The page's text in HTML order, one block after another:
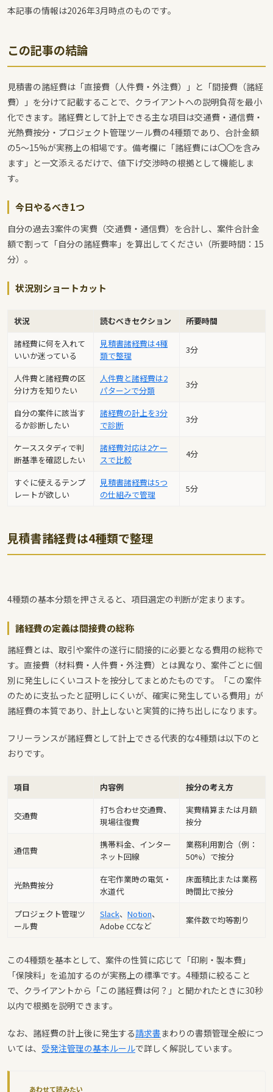
本記事の情報は2026年3月時点のものです。
この記事の結論
見積書の諸経費は「直接費（人件費・外注費）」と「間接費（諸経
費）」を分けて記載することで、クライアントへの説明負荷を最小
化できます。諸経費として計上できる主な項目は交通費・通信費・
光熱費按分・プロジェクト管理ツール費の4種類であり、合計金額
の5〜15%が実務上の相場です。備考欄に「諸経費には〇〇を含み
ます」と一文添えるだけで、値下げ交渉時の根拠として機能しま
す。
今日やるべき1つ
自分の過去3案件の実費（交通費・通信費）を合計し、案件合計金
額で割って「自分の諸経費率」を算出してください（所要時間：15
分）。
状況別ショートカット
状況 読むべきセクション
所要時間
諸経費に何を入れて
いいか迷っている
見積書諸経費は4種
類で整理
3分
人件費と諸経費の区
分け方を知りたい
人件費と諸経費は2
パターンで分類
3分
自分の案件に該当す
るか診断したい
諸経費の計上を3分
で診断
3分
ケーススタディで判
断基準を確認したい
諸経費対応は2ケー
スで比較
4分
すぐに使えるテンプ
レートが欲しい
見積書諸経費は5つ
の仕組みで管理
5分
見積書諸経費は4種類で整理
4種類の基本分類を押さえると、項目選定の判断が定まります。
諸経費の定義は間接費の総称
諸経費とは、取引や案件の遂行に間接的に必要となる費用の総称で
す。直接費（材料費・人件費・外注費）とは異なり、案件ごとに個
別に発生しにくいコストを按分してまとめたものです。「この案件
のために支払ったと証明しにくいが、確実に発生している費用」が
諸経費の本質であり、計上しないと実質的に持ち出しになります。
フリーランスが諸経費として計上できる代表的な4種類は以下のと
おりです。
項目 内容例 按分の考え方
交通費
打ち合わせ交通費、
現場往復費
実費精算または月額
按分
通信費
携帯料金、インター
ネット回線
業務利用割合（例：
50%）で按分
光熱費按分
在宅作業時の電気・
水道代
床面積比または業務
時間比で按分
プロジェクト管理ツ
ール費
Slack、 Notion、
Adobe CCなど
案件数で均等割り
この4種類を基本として、案件の性質に応じて「印刷・製本費」
「保険料」を追加するのが実務上の標準です。4種類に絞ること
で、クライアントから「この諸経費は何？」と聞かれたときに30秒
以内で根拠を説明できます。
なお、諸経費の計上後に発生する請求書まわりの書類管理全般につ
いては、 受発注管理の基本ルールで詳しく解説しています。
あわせて読みたい